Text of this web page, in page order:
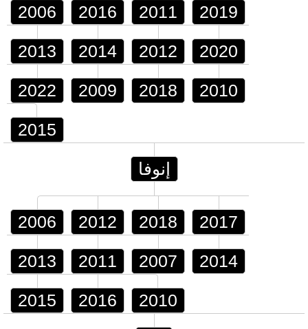
2006 2016 2011 2019
2013 2014 2012 2020
2022 2009 2018 2010
2015
إنوفا
2006 2012 2018 2017
2013 2011 2007 2014
2015 2016 2010